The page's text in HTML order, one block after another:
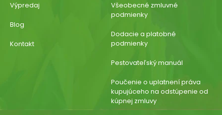
Výpredaj
Blog
Kontakt
Všeobecné zmluvné
podmienky
Dodacie a platobné
podmienky
Pestovateľský manuál
Poučenie o uplatnení práva
kupujúceho na odstúpenie od
kúpnej zmluvy